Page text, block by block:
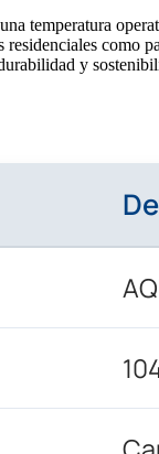
temperatura
residenciales
y